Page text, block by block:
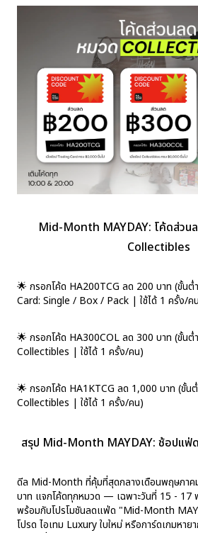
Mid-Month MAYDAY: โค้ดส่วน
Collectibles
🌟 กรอกโค้ด HA200TCG ลด 200 บาท (ขั้น
Card: Single / Box / Pack | ใช้ได้ 1 ครั้ง/ค
🌟 กรอกโค้ด HA300COL ลด 300 บาท (ขั้น
Collectibles | ใช้ได้ 1 ครั้ง/คน)
🌟 กรอกโค้ด HA1KTCG ลด 1,000 บาท (ขั้น
Collectibles | ใช้ได้ 1 ครั้ง/คน)
สรุป Mid-Month MAYDAY: ช้อปแฟ่
ดีล Mid-Month ที่คุ้มที่สุดกลางเดือนพฤษภา
บาท แจกโค้ดทุกหมวด — เฉพาะวันที่ 15 - 17
พร้อมกับโปรโมชันลดแฟ่ด "Mid-Month
โปรด ไอเทม Luxury ใบใหม่ หรือการ์ดเกมหา